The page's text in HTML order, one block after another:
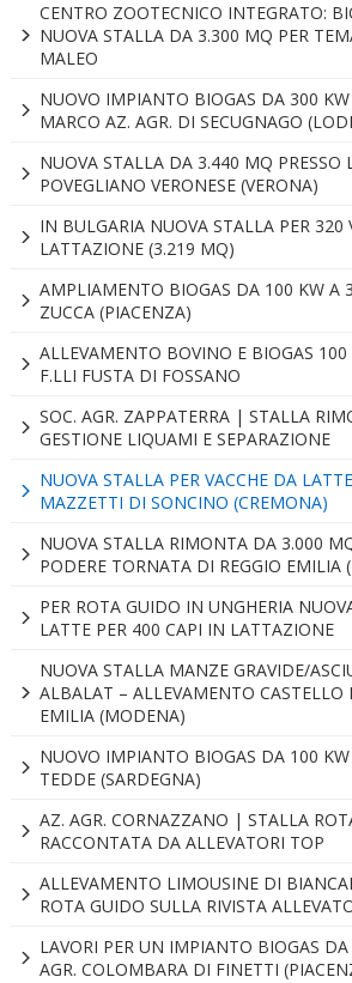
CENTRO ZOOTECNICO INTEGRATO:
NUOVA STALLA DA 3.300 MQ PER
MALEO
NUOVO IMPIANTO BIOGAS DA 300 KW
MARCO AZ. AGR. DI SECUGNAGO
NUOVA STALLA DA 3.440 MQ PRESSO
POVEGLIANO VERONESE (VERONA)
IN BULGARIA NUOVA STALLA PER 320
LATTAZIONE (3.219 MQ)
AMPLIAMENTO BIOGAS DA 100 KW A
ZUCCA (PIACENZA)
ALLEVAMENTO BOVINO E BIOGAS 100
F.LLI FUSTA DI FOSSANO
SOC. AGR. ZAPPATERRA | STALLA
GESTIONE LIQUAMI E SEPARAZIONE
NUOVA STALLA PER VACCHE DA
MAZZETTI DI SONCINO (CREMONA)
NUOVA STALLA RIMONTA DA 3.000
PODERE TORNATA DI REGGIO EMILIA
PER ROTA GUIDO IN UNGHERIA
LATTE PER 400 CAPI IN LATTAZIONE
NUOVA STALLA MANZE GRAVIDE/
ALBALAT – ALLEVAMENTO CASTELLO
EMILIA (MODENA)
NUOVO IMPIANTO BIOGAS DA 100 KW
TEDDE (SARDEGNA)
AZ. AGR. CORNAZZANO | STALLA
RACCONTATA DA ALLEVATORI TOP
ALLEVAMENTO LIMOUSINE DI
ROTA GUIDO SULLA RIVISTA
LAVORI PER UN IMPIANTO BIOGAS DA
AGR. COLOMBARA DI FINETTI